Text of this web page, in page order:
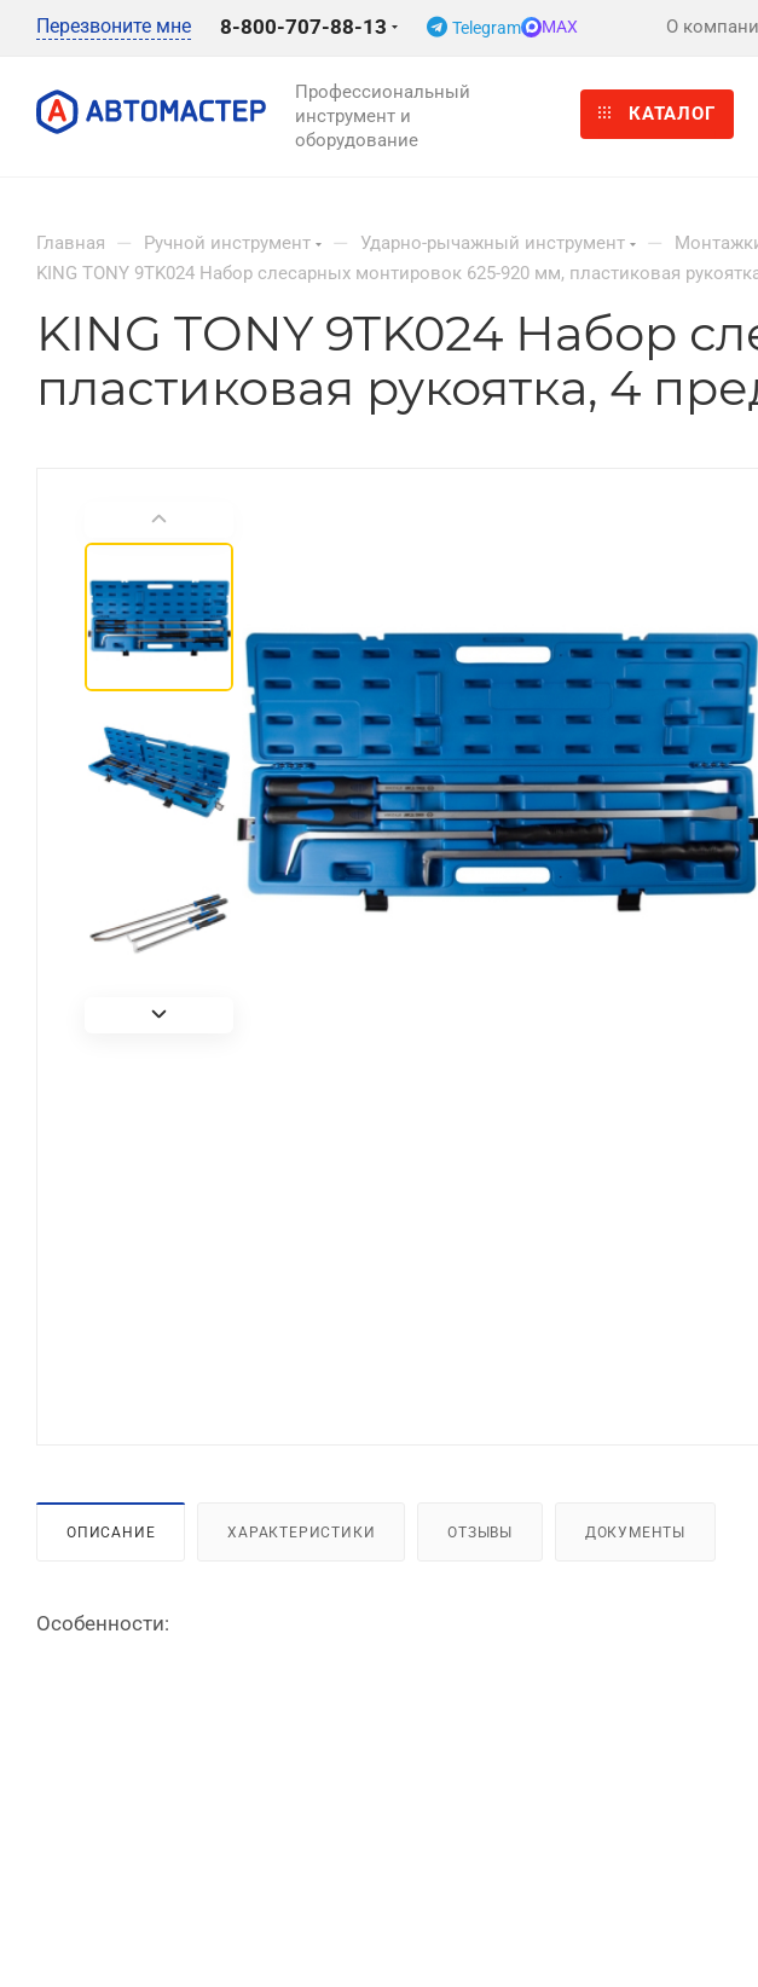
Перезвоните мне 8-800-707-88-13 Telegram MAX О
Профессиональный
инструмент и
оборудование
КАТАЛОГ
Главная — Ручной инструмент — Ударно-рычажный инструмент —
KING TONY 9TK024 Набор слесарных монтировок 625-920 мм, пластиковая
KING TONY 9TK024 Набор
пластиковая рукоятка, 4
ОПИСАНИЕ ХАРАКТЕРИСТИКИ ОТЗЫВЫ ДОКУМЕНТЫ
Особенности: